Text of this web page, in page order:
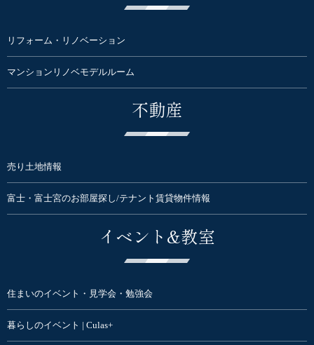
リフォーム・リノベーション
マンションリノベモデルルーム
不動産
売り土地情報
富士・富士宮のお部屋探し/テナント賃貸物件情報
イベント&教室
住まいのイベント・見学会・勉強会
暮らしのイベント | Culas+